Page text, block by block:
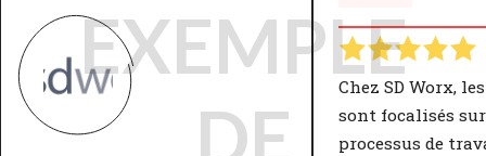
Chez SD Worx,
sont focalisés
processus de
EXEMPLE
DE